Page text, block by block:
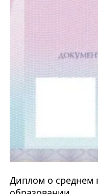
Диплом о среднем